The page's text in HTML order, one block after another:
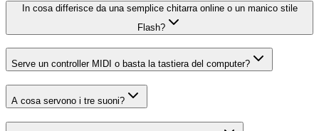
In cosa differisce da una semplice chitarra online o un manico stile
Flash?
Serve un controller MIDI o basta la tastiera del computer?
A cosa servono i tre suoni?